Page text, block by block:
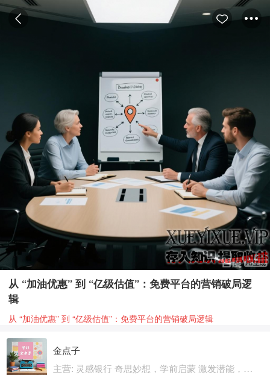
从 “加油优惠” 到 “亿级估值”：免费平台的营销破局逻
辑
从 “加油优惠” 到 “亿级估值”：免费平台的营销破局逻辑
金点子
主营: 灵感银行 奇思妙想，学前启蒙 激发潜能，基